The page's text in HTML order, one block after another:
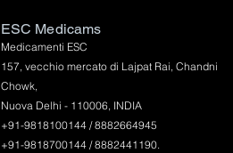
ESC Medicams
Medicamenti ESC
157, vecchio mercato di Lajpat Rai, Chandni
Chowk,
Nuova Delhi - 110006, INDIA
+91-9818100144 / 8882664945
+91-9818700144 / 8882441190.